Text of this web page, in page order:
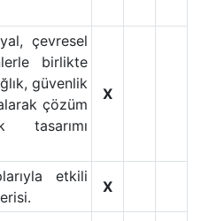
çevresel
birlikte
güvenlik
çözüm
tasarımı
X
etkili
X